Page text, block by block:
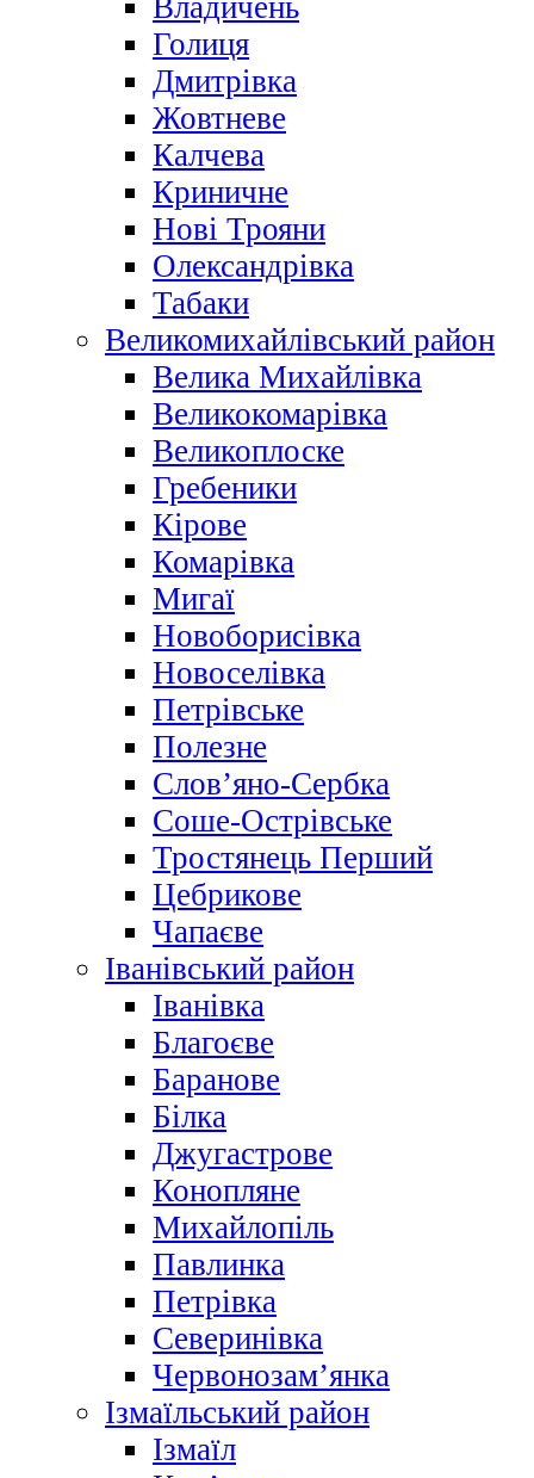
Владичень
Голиця
Дмитрівка
Жовтневе
Калчева
Криничне
Нові Трояни
Олександрівка
Табаки
Великомихайлівський район
Велика Михайлівка
Великокомарівка
Великоплоске
Гребеники
Кірове
Комарівка
Мигаї
Новоборисівка
Новоселівка
Петрівське
Полезне
Слов’яно-Сербка
Соше-Острівське
Тростянець Перший
Цебрикове
Чапаєве
Іванівський район
Іванівка
Благоєве
Баранове
Білка
Джугастрове
Конопляне
Михайлопіль
Павлинка
Петрівка
Северинівка
Червонозам’янка
Ізмаїльський район
Ізмаїл